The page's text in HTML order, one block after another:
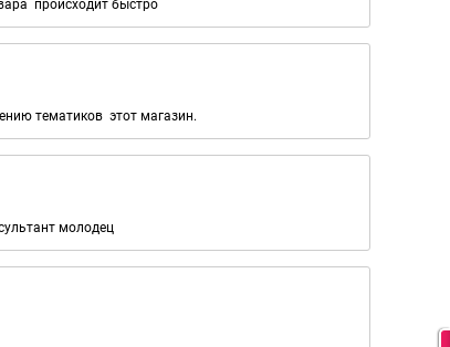
происходит быстро
тематиков этот магазин.
молодец